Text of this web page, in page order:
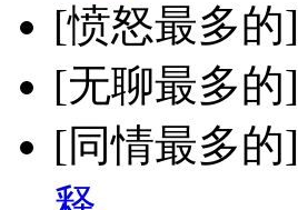
[愤怒最多的]
[无聊最多的]
[同情最多的]